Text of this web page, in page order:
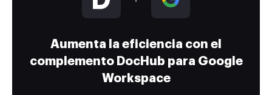
Aumenta la eficiencia con el
complemento DocHub para Google
Workspace